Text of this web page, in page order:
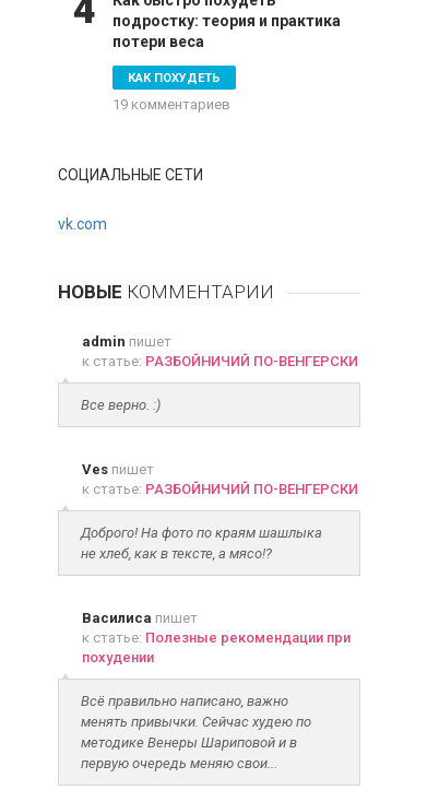
4
подростку: теория и практика
потери веса
КАК ПОХУДЕТЬ
19 комментариев
СОЦИАЛЬНЫЕ СЕТИ
vk.com
НОВЫЕ КОММЕНТАРИИ
admin пишет
к статье: РАЗБОЙНИЧИЙ ПО-ВЕНГЕРСКИ
Все верно. :)
Vesпишет
к статье: РАЗБОЙНИЧИЙ ПО-ВЕНГЕРСКИ
Доброго! На фото по краям шашлыка
не хлеб, как в тексте, а мясо!?
Василиса пишет
к статье: Полезные рекомендации при
похудении
Всё правильно написано, важно
менять привычки. Сейчас худею по
методике Венеры Шариповой и в
первую очередь меняю свои...